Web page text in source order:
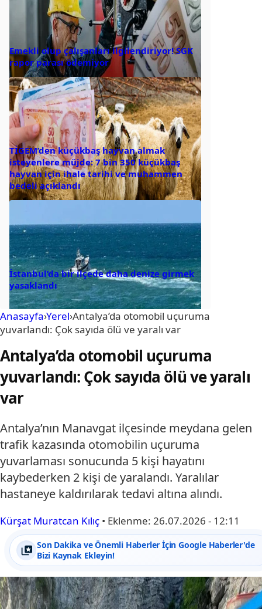
Emekli olup çalışanları ilgilendiriyor! SGK
rapor parası ödemiyor
TİGEM’den küçükbaş hayvan almak
isteyenlere müjde: 7 bin 350 küçükbaş
hayvan için ihale tarihi ve muhammen
bedeli açıklandı
İstanbul’da bir ilçede daha denize girmek
yasaklandı
Anasayfa›Yerel›Antalya’da otomobil uçuruma
yuvarlandı: Çok sayıda ölü ve yaralı var
Antalya’da otomobil uçuruma
yuvarlandı: Çok sayıda ölü ve yaralı
var
Antalya’nın Manavgat ilçesinde meydana gelen
trafik kazasında otomobilin uçuruma
yuvarlaması sonucunda 5 kişi hayatını
kaybederken 2 kişi de yaralandı. Yaralılar
hastaneye kaldırılarak tedavi altına alındı.
Kürşat Muratcan Kılıç • Eklenme: 26.07.2026 - 12:11
Son Dakika ve Önemli Haberler İçin Google Haberler'de
Bizi Kaynak Ekleyin!